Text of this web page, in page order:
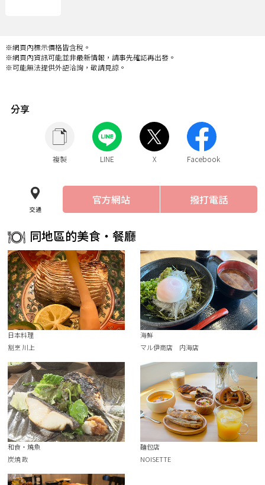
※網頁內標示價格皆含稅。
※網頁內資訊可能並非最新情報，請事先確認再出發。
※可能無法提供外語洽詢，敬請見諒。
分享
複製 LINE X Facebook
交通
官方網站 撥打電話
同地區的美食・餐廳
日本料理
割烹 川上
海鮮
マル伊商店 内海店
和食・燒魚
炭焼 政
麵包店
NOISETTE